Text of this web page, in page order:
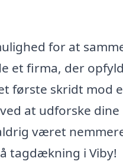
for at
et firma, der
første skridt mod
at udforske
været
tagdækning i Viby!